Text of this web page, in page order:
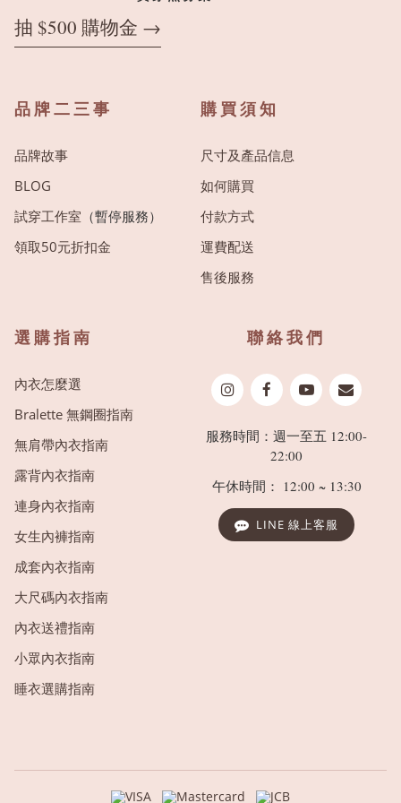
抽 $500 購物金 →
品牌二三事
品牌故事
BLOG
試穿工作室 （暫停服務）
領取50元折扣金
購買須知
尺寸及產品信息
如何購買
付款方式
運費配送
售後服務
選購指南
內衣怎麼選
Bralette 無鋼圈指南
無肩帶內衣指南
露背內衣指南
連身內衣指南
女生內褲指南
成套內衣指南
大尺碼內衣指南
內衣送禮指南
小眾內衣指南
睡衣選購指南
聯絡我們
服務時間：週一至五 12:00-
22:00
午休時間： 12:00 ~ 13:30
LINE 線上客服